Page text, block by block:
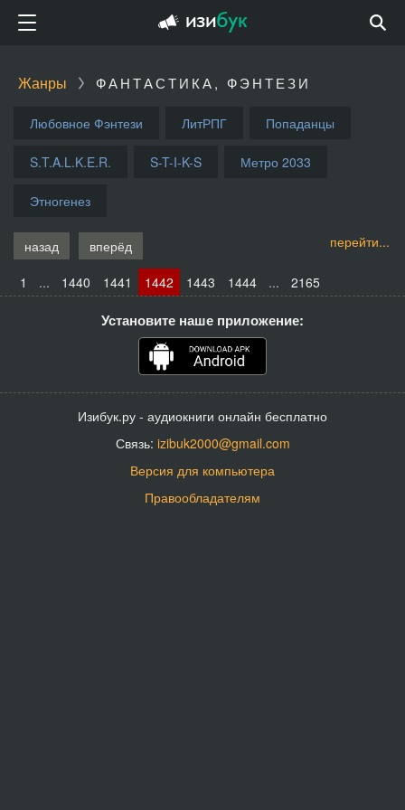
Жанры ФАНТАСТИКА, ФЭНТЕЗИ
Любовное Фэнтези ЛитРПГ Попаданцы
S.T.A.L.K.E.R. S-T-I-K-S Метро 2033
Этногенез
перейти...
назад
вперёд
1
... 1440 1441 1442 1443 1444 ... 2165
Установите наше приложение:
Изибук.ру - аудиокниги онлайн бесплатно
Связь: izibuk2000@gmail.com
Версия для компьютера
Правообладателям